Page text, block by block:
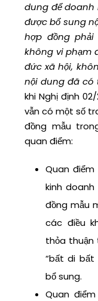
dung để doanh
được bổ sung
hợp đồng
không vi phạm
đức xã hội,
nội dung đã có
khi Nghị định
vẫn có một số
đồng mẫu
quan điểm:
Quan
kinh
đồng mẫu
các điều
thỏa thuận
“bất di bất
bổ sung.
Quan